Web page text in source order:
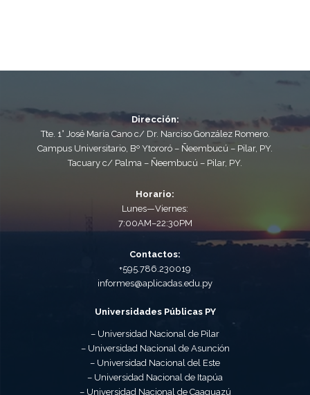
Dirección:
Tte. 1° José María Cano c/ Dr. Narciso González Romero.
Campus Universitario, Bº Ytororó – Ñeembucú – Pilar, PY.
Tacuary c/ Palma – Ñeembucú – Pilar, PY.
Horario:
Lunes—Viernes:
7:00AM–22:30PM
Contactos:
+595.786.230019
informes@aplicadas.edu.py
Universidades Públicas PY
– Universidad Nacional de Pilar
– Universidad Nacional de Asunción
– Universidad Nacional del Este
– Universidad Nacional de Itapúa
– Universidad Nacional de Caaguazú